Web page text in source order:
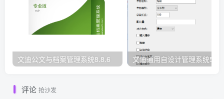
文迪公文与档案管理系统8.8.6 文迪通用自设计管理系统
评论 抢沙发